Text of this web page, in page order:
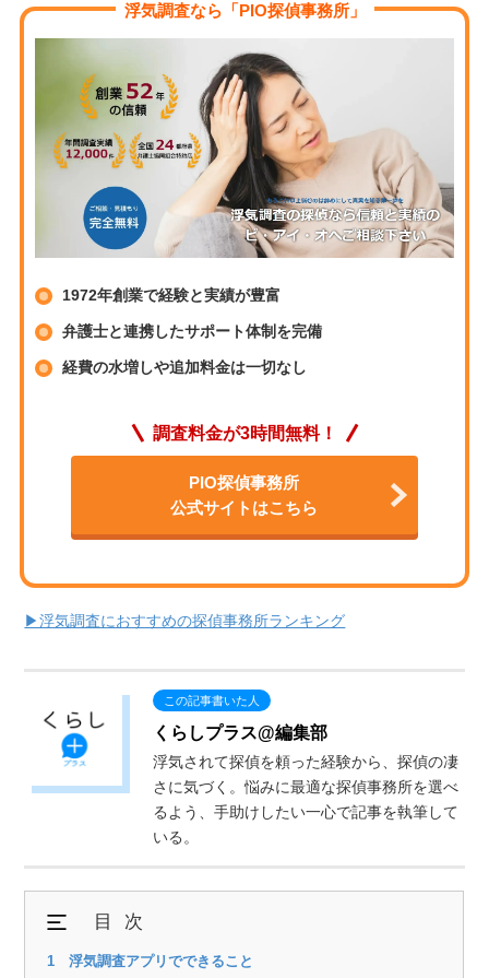
浮気調査なら「PIO探偵事務所」
1972年創業で経験と実績が豊富
弁護士と連携したサポート体制を完備
経費の水増しや追加料金は一切なし
調査料金が3時間無料！
PIO探偵事務所
公式サイトはこちら
▶浮気調査におすすめの探偵事務所ランキング
くらしプラス@編集部
浮気されて探偵を頼った経験から、探偵の凄
さに気づく。悩みに最適な探偵事務所を選べ
るよう、手助けしたい一心で記事を執筆して
いる。
目次
浮気調査アプリでできること